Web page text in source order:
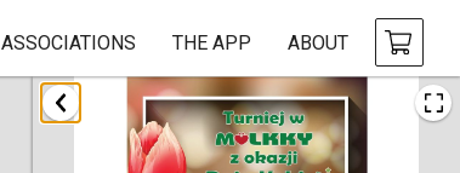
ASSOCIATIONS THE APP ABOUT
January 2022
CANCELLED
Tournoi Mixte ASPTTOM